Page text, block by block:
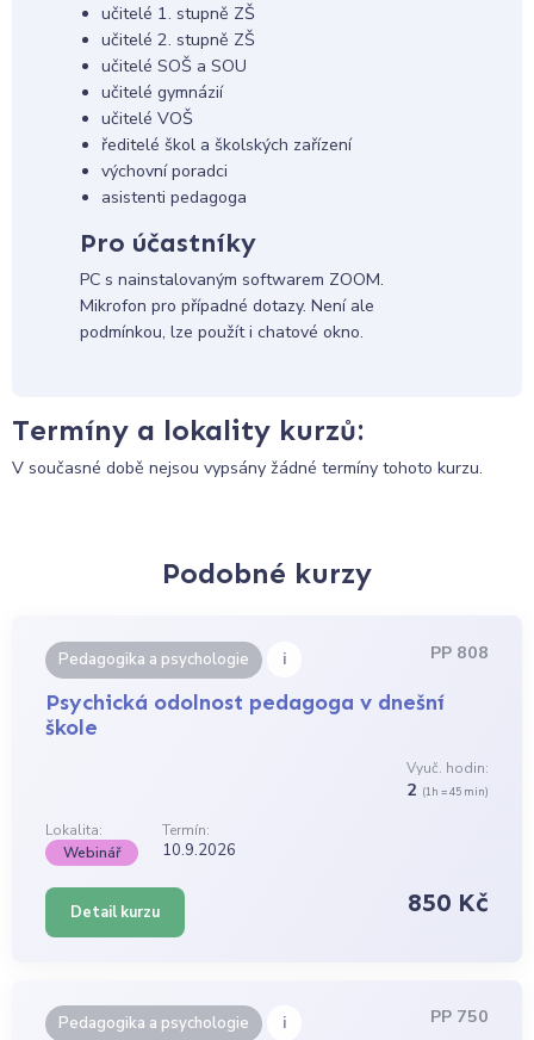
učitelé 1. stupně ZŠ
učitelé 2. stupně ZŠ
učitelé SOŠ a SOU
učitelé gymnázií
učitelé VOŠ
ředitelé škol a školských zařízení
výchovní poradci
asistenti pedagoga
Pro účastníky
PC s nainstalovaným softwarem ZOOM.
Mikrofon pro případné dotazy. Není ale
podmínkou, lze použít i chatové okno.
Termíny a lokality kurzů:
V současné době nejsou vypsány žádné termíny tohoto kurzu.
Podobné kurzy
Pedagogika a psychologie i PP 808
Psychická odolnost pedagoga v dnešní
škole
Vyuč. hodin:
2 (1h = 45 min)
Lokalita:
Termín:
Webinář
10.9.2026
Detail kurzu 850 Kč
Pedagogika a psychologie i PP 750